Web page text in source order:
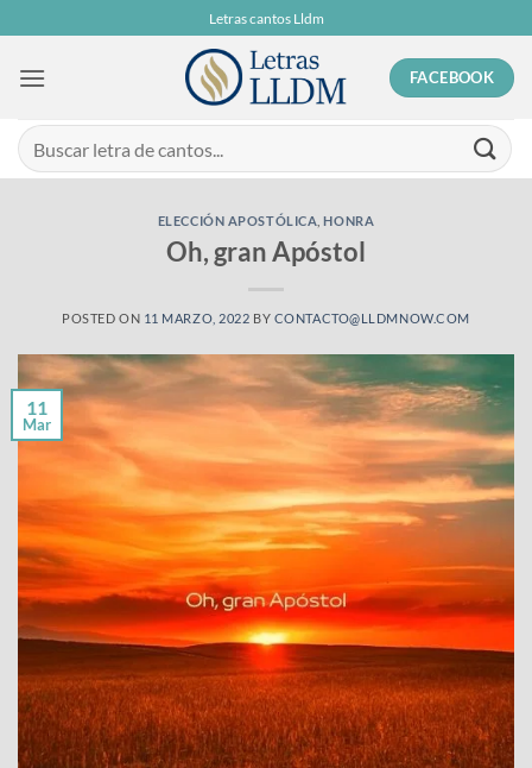
to
content
Letras cantos Lldm
FACEBOOK
ELECCIÓN APOSTÓLICA ,HONRA
Oh, gran Apóstol
POSTED ON 11 MARZO, 2022 BY CONTACTO@LLDMNOW.COM
11
Mar